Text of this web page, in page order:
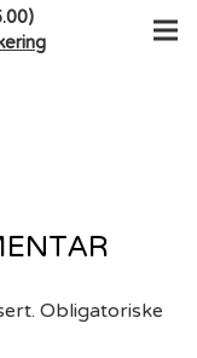
Obligatoriske